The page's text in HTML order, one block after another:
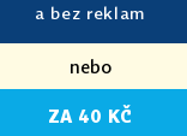
a bez reklam
nebo
ZA 40 KČ